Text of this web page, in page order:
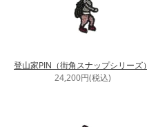
登山家PIN（街角スナップシリーズ）
24,200円(税込)